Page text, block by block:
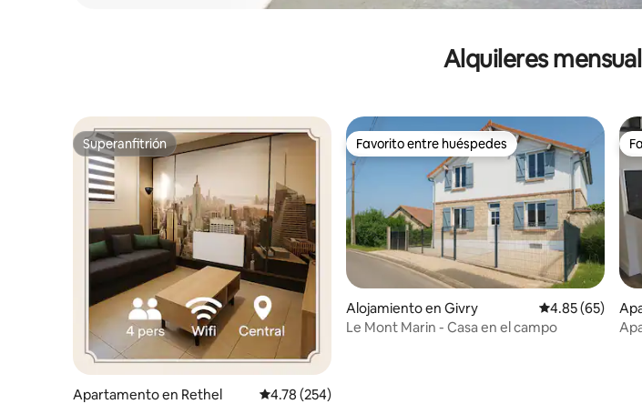
Alquileres
Superanfitrión
Superanfitrión
Apartamento en Rethel Calificación promedio: 4.78 de 5, 254 reseñas
4.78 (254)
Favorito entre huéspedes
Favorito entre huéspedes
Alojamiento en Givry Calificación
4.85 (65)
Le Mont Marin - Casa en el campo